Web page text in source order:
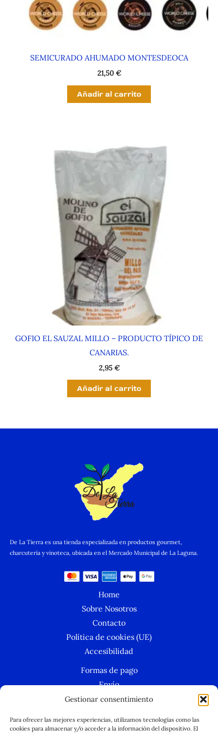
Gestionar consentimiento
Para ofrecer las mejores experiencias, utilizamos tecnologías como las
cookies para almacenar y/o acceder a la información del dispositivo. El
SEMICURADO AHUMADO MONTESDEOCA
21,50 €
Añadir al carrito
GOFIO EL SAUZAL MILLO – PRODUCTO TÍPICO DE
CANARIAS.
2,95 €
Añadir al carrito
De La Tierra es una tienda especializada en productos gourmet,
charcutería y vinoteca, ubicada en el Mercado Municipal de La Laguna.
Home
Sobre Nosotros
Contacto
Política de cookies (UE)
Accesibilidad
Formas de pago
Envío
Condiciones Generales
Aviso legal